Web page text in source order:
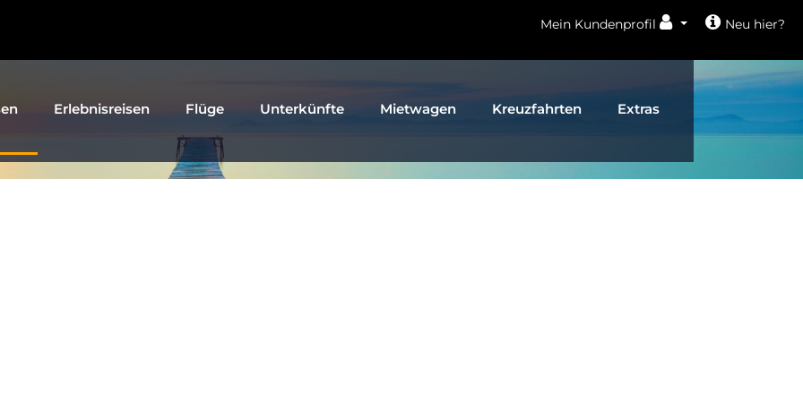
Neu hier?
Mein Kundenprofil
Erlebnisreisen Flüge Unterkünfte Mietwagen Kreuzfahrten Extras